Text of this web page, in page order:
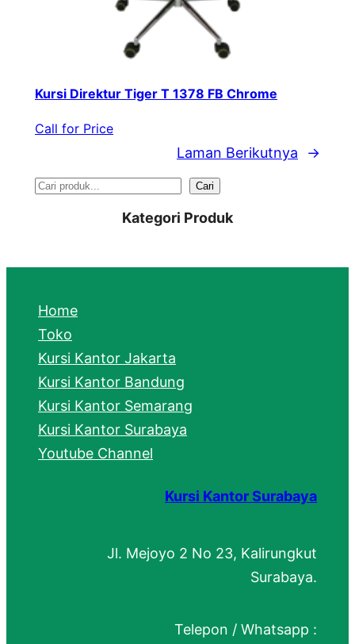
Kursi Direktur Tiger T 1378 FB Chrome
Call for Price
Laman Berikutnya →
S
r
h
Cari
Kategori Produk
Home
Toko
Kursi Kantor Jakarta
Kursi Kantor Bandung
Kursi Kantor Semarang
Kursi Kantor Surabaya
Youtube Channel
Kursi Kantor Surabaya
Jl. Mejoyo 2 No 23, Kalirungkut
Surabaya.
Telepon / Whatsapp :